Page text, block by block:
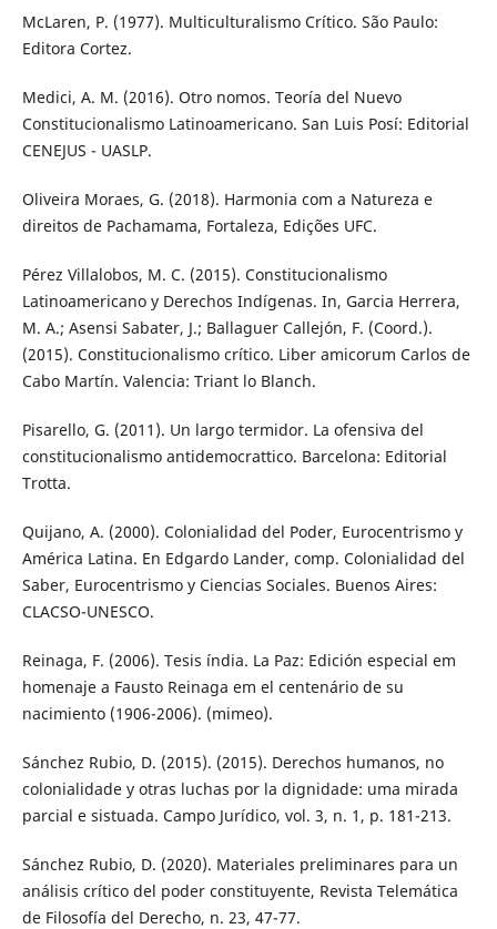
McLaren, P. (1977). Multiculturalismo Crítico. São Paulo:
Editora Cortez.
Medici, A. M. (2016). Otro nomos. Teoría del Nuevo
Constitucionalismo Latinoamericano. San Luis Posí: Editorial
CENEJUS - UASLP.
Oliveira Moraes, G. (2018). Harmonia com a Natureza e
direitos de Pachamama, Fortaleza, Edições UFC.
Pérez Villalobos, M. C. (2015). Constitucionalismo
Latinoamericano y Derechos Indígenas. In, Garcia Herrera,
M. A.; Asensi Sabater, J.; Ballaguer Callejón, F. (Coord.).
(2015). Constitucionalismo crítico. Liber amicorum Carlos de
Cabo Martín. Valencia: Triant lo Blanch.
Pisarello, G. (2011). Un largo termidor. La ofensiva del
constitucionalismo antidemocrattico. Barcelona: Editorial
Trotta.
Quijano, A. (2000). Colonialidad del Poder, Eurocentrismo y
América Latina. En Edgardo Lander, comp. Colonialidad del
Saber, Eurocentrismo y Ciencias Sociales. Buenos Aires:
CLACSO-UNESCO.
Reinaga, F. (2006). Tesis índia. La Paz: Edición especial em
homenaje a Fausto Reinaga em el centenário de su
nacimiento (1906-2006). (mimeo).
Sánchez Rubio, D. (2015). (2015). Derechos humanos, no
colonialidade y otras luchas por la dignidade: uma mirada
parcial e sistuada. Campo Jurídico, vol. 3, n. 1, p. 181-213.
Sánchez Rubio, D. (2020). Materiales preliminares para un
análisis crítico del poder constituyente, Revista Telemática
de Filosofía del Derecho, n. 23, 47-77.